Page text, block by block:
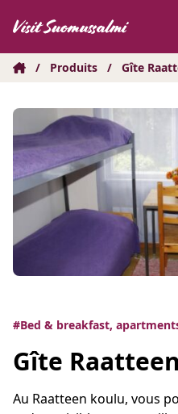
sisältöön
/ Produits / Gîte
#Bed & breakfast,
Gîte
Au Raatteen koulu, vous